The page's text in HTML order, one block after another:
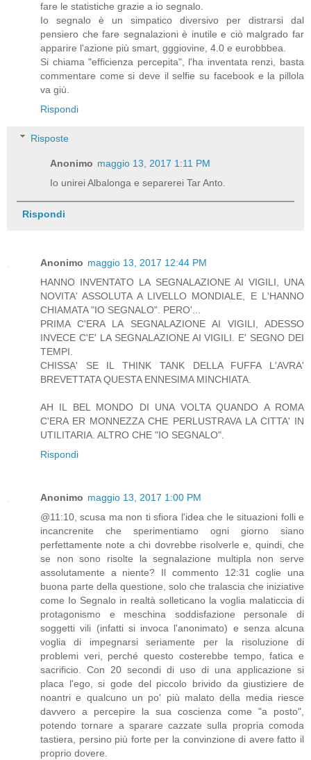
fare le statistiche grazie a io segnalo.
Io segnalo è un simpatico diversivo per distrarsi dal
pensiero che fare segnalazioni è inutile e ciò malgrado far
apparire l'azione più smart, gggiovine, 4.0 e eurobbbea.
Si chiama "efficienza percepita", l'ha inventata renzi, basta
commentare come si deve il selfie su facebook e la pillola
va giù.
Rispondi
Risposte
Anonimo maggio 13, 2017 1:11 PM
Io unirei Albalonga e separerei Tar Anto.
Rispondi
Anonimo maggio 13, 2017 12:44 PM
HANNO INVENTATO LA SEGNALAZIONE AI VIGILI, UNA
NOVITA' ASSOLUTA A LIVELLO MONDIALE, E L'HANNO
CHIAMATA "IO SEGNALO". PERO'...
PRIMA C'ERA LA SEGNALAZIONE AI VIGILI, ADESSO
INVECE C'E' LA SEGNALAZIONE AI VIGILI. E' SEGNO DEI
TEMPI.
CHISSA' SE IL THINK TANK DELLA FUFFA L'AVRA'
BREVETTATA QUESTA ENNESIMA MINCHIATA.
AH IL BEL MONDO DI UNA VOLTA QUANDO A ROMA
C'ERA ER MONNEZZA CHE PERLUSTRAVA LA CITTA' IN
UTILITARIA. ALTRO CHE "IO SEGNALO".
Rispondi
Anonimo maggio 13, 2017 1:00 PM
@11:10, scusa ma non ti sfiora l'idea che le situazioni folli e
incancrenite che sperimentiamo ogni giorno siano
perfettamente note a chi dovrebbe risolverle e, quindi, che
se non sono risolte la segnalazione multipla non serve
assolutamente a niente? Il commento 12:31 coglie una
buona parte della questione, solo che tralascia che iniziative
come Io Segnalo in realtà solleticano la voglia malaticcia di
protagonismo e meschina soddisfazione personale di
soggetti vili (infatti si invoca l'anonimato) e senza alcuna
voglia di impegnarsi seriamente per la risoluzione di
problemi veri, perché questo costerebbe tempo, fatica e
sacrificio. Con 20 secondi di uso di una applicazione si
placa l'ego, si gode del piccolo brivido da giustiziere de
noantri e qualcuno un po' più malato della media riesce
davvero a percepire la sua coscienza come "a posto",
potendo tornare a sparare cazzate sulla propria comoda
tastiera, persino più forte per la convinzione di avere fatto il
proprio dovere.